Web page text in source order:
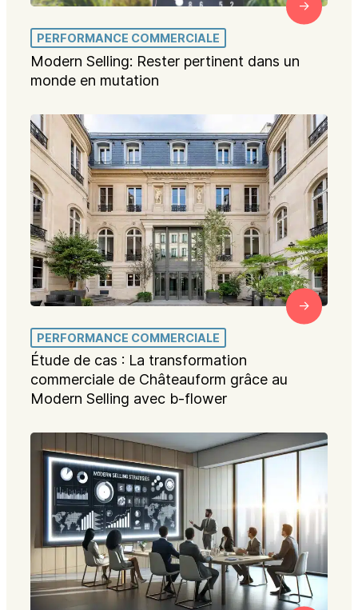
PERFORMANCE COMMERCIALE
Modern Selling: Rester pertinent dans un
monde en mutation
PERFORMANCE COMMERCIALE
Étude de cas : La transformation
commerciale de Châteauform grâce au
Modern Selling avec b-flower